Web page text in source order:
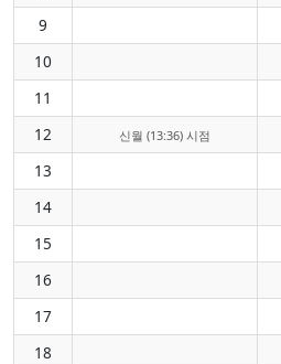
9
10
11
12 신월 (13:36) 시점
13
14
15
16
17
18